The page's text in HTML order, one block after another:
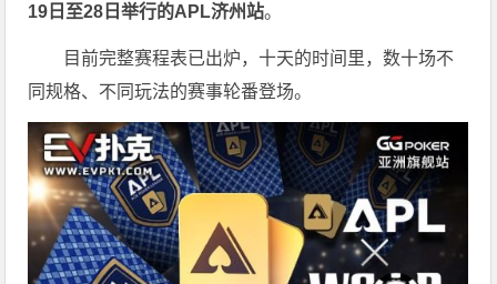
19 日至28 日举行的APL济州站。
目前完整赛程表已出炉，十天的时间里，数十场不
同规格、不同玩法的赛事轮番登场。